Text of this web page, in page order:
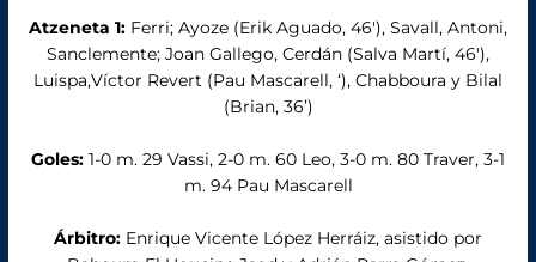
Atzeneta 1: Ferri; Ayoze (Erik Aguado, 46′), Savall, Antoni,
Sanclemente; Joan Gallego, Cerdán (Salva Martí, 46′),
Luispa,Víctor Revert (Pau Mascarell, ‘), Chabboura y Bilal
(Brian, 36’)
Goles: 1-0 m. 29 Vassi, 2-0 m. 60 Leo, 3-0 m. 80 Traver, 3-1
m. 94 Pau Mascarell
Árbitro: Enrique Vicente López Herráiz, asistido por